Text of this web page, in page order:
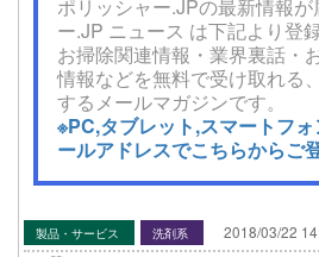
ポリッシャー.JPの最新情報
ー.JP ニュース は下記より登
お掃除関連情報・業界裏話・
情報などを無料で受け取れる
するメールマガジンです。
※PC,タブレット,スマートフ
ールアドレスでこちらからご
製品・サービス 洗剤系 2018/03/22